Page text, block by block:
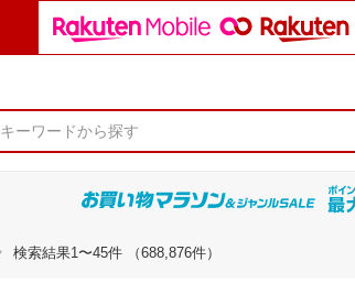
検索結果1〜45件 （688,876件）